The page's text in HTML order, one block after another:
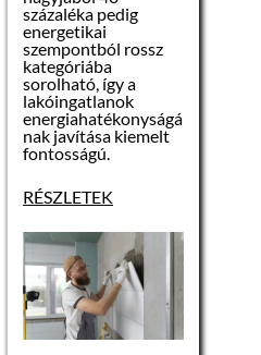
százaléka pedig
energetikai
szempontból rossz
kategóriába
sorolható, így a
lakóingatlanok
energiahatékonyságá
nak javítása kiemelt
fontosságú.
RÉSZLETEK